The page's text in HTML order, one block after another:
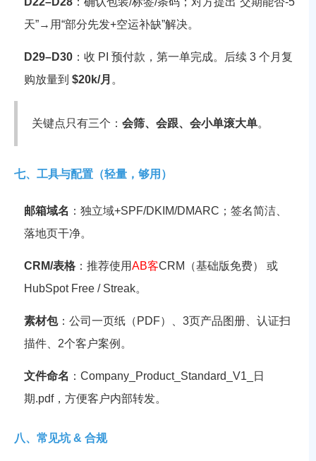
天”→用“部分先发+空运补缺”解决。
D29–D30 ：收 PI 预付款，第一单完成。后续 3 个月复
购放量到 $20k/月 。
关键点只有三个： 会筛、会跟、会小单滚大单。
七、工具与配置（轻量，够用）
邮箱域名 ：独立域+SPF/DKIM/DMARC；签名简洁、
落地页干净。
CRM/表格 ：推荐使用AB客CRM（基础版免费） 或
HubSpot Free / Streak。
素材包：公司一页纸（PDF）、3页产品图册、认证扫
描件、2个客户案例。
文件命名 ： Company_Product_Standard_V1_日
期.pdf，方便客户内部转发。
八、常见坑 & 合规